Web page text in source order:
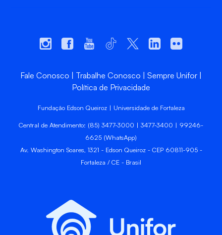
Fale Conosco Trabalhe Conosco
Sempre Unifor
Política de Privacidade
Fundação Edson Queiroz | Universidade de Fortaleza
Central de Atendimento: (85) 3477-3000 | 3477-3400 | 99246-
6625 (WhatsApp)
Av. Washington Soares, 1321 - Edson Queiroz - CEP 60811-905 -
Fortaleza / CE - Brasil